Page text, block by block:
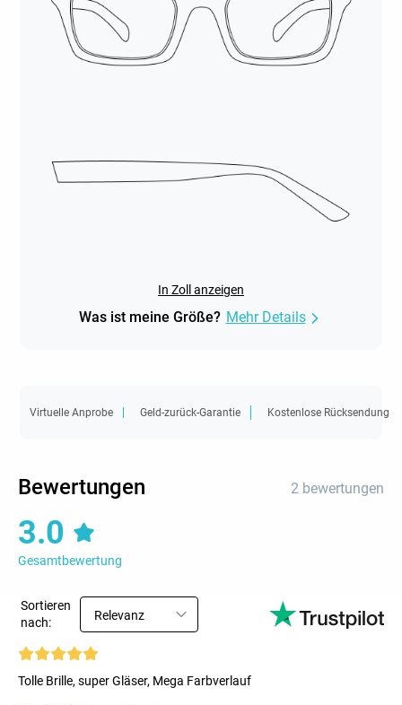
In Zoll anzeigen
Was ist meine Größe? Mehr Details
Virtuelle Anprobe Geld-zurück-Garantie Kostenlose Rücksendung
Bewertungen 2 bewertungen
3.0
Gesamtbewertung
Sortieren
nach:
Relevanz
Tolle Brille, super Gläser, Mega Farbverlauf